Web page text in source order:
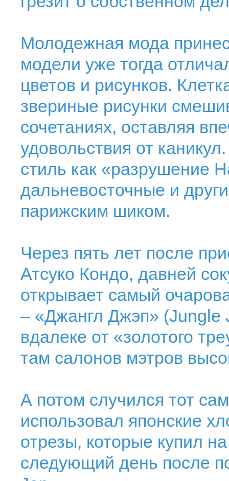
Молодежная мода
модели уже тогда
цветов и рисунков.
звериные рисунки
сочетаниях, оставляя
удовольствия от
стиль как «разрушение
дальневосточные и
парижским шиком.
Через пять лет после
Атсуко Кондо, давней
открывает самый
– «Джангл Джэп» (Jungle
вдалеке от «золотого
там салонов мэтров
А потом случился тот
использовал японские
отрезы, которые купил
следующий день после